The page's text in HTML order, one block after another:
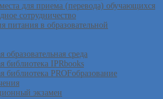
для приема (перевода) обучающихся
сотрудничество
питания в образовательной
образовательная среда
библиотека IPRbooks
библиотека PROFобразование
экзамен